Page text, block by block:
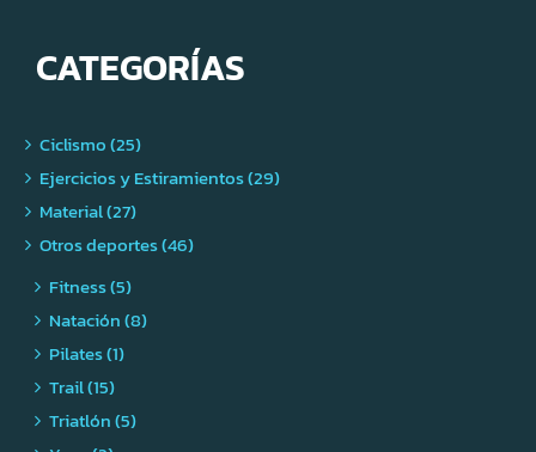
CATEGORÍAS
Ciclismo (25)
Ejercicios y Estiramientos (29)
Material (27)
Otros deportes (46)
Fitness (5)
Natación (8)
Pilates (1)
Trail (15)
Triatlón (5)